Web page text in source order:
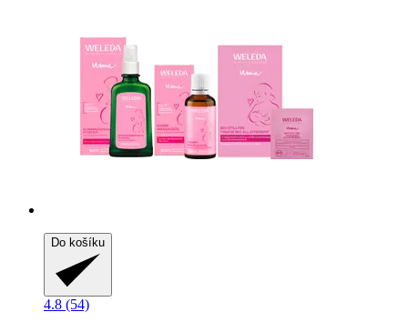
Do košíku
4.8 (54)